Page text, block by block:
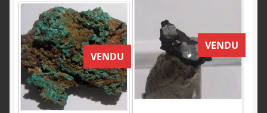
VENDU
VENDU